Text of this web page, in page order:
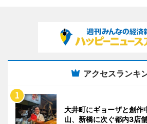
アクセスランキ
大井町にギョーザと創
山、新橋に次ぐ都内3店